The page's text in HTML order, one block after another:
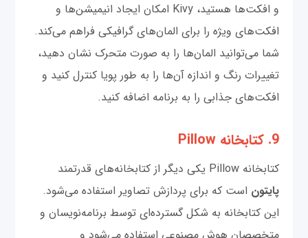
و افکت‌ها هستید، Kivy امکان ایجاد انیمیشن‌ها و
افکت‌های ویژه را برای المان‌های گرافیکی فراهم می‌کند.
شما می‌توانید المان‌ها را به صورت متحرک نشان دهید،
تغییرات رنگ و اندازه آن‌ها را به طور پویا کنترل کنید و
افکت‌های جذابی را به برنامه اضافه کنید.
9. کتابخانه Pillow
کتابخانه Pillow یکی دیگر از کتابخانه‌های قدرتمند
پایتون است که برای پردازش تصاویر استفاده می‌شود.
این کتابخانه به شکل گسترده‌ای توسط برنامه‌نویسان و